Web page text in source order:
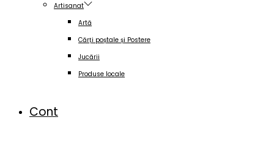
Artisanat
Artă
Cărți poștale și Postere
Jucării
Produse locale
Cont